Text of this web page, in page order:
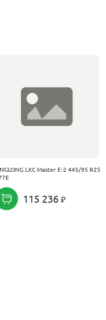
LXC Master E-2 445/95 R25
115 236